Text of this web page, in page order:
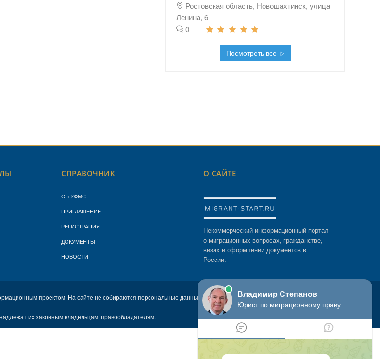
Ростовская область, Новошахтинск, улица
Ленина, 6
0
Посмотреть все
СПРАВОЧНИК
ОБ УФМС
ПРИГЛАШЕНИЕ
РЕГИСТРАЦИЯ
ДОКУМЕНТЫ
НОВОСТИ
О САЙТЕ
Некоммерческий информационный портал
о миграционных вопросах, гражданстве,
визах и оформлении документов в
России.
проектом. На сайте не собираются персональные данные пользователей. Официальный сайт службы
их законным владельцам, правообладателям.